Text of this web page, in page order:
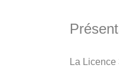
La